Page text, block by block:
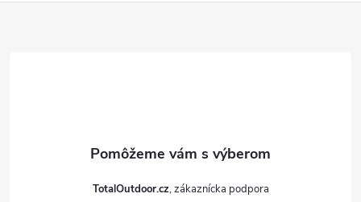
TotalOutdoor.cz